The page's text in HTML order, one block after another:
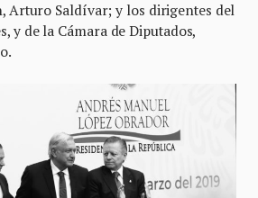
Arturo Saldívar; y los dirigentes del
y de la Cámara de Diputados,